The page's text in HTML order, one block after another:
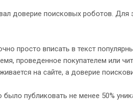
доверие поисковых роботов.
просто вписать в текст
проведенное покупателем или
на сайте, а доверие
публиковать не менее 50%